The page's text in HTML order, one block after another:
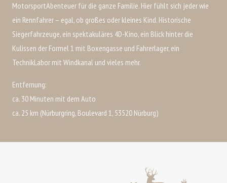
MotorsportAbenteuer für die ganze Familie. Hier fühlt sich jeder wie
ein Rennfahrer – egal, ob großes oder kleines Kind. Historische
Siegerfahrzeuge, ein spektakuläres 4D-Kino, ein Blick hinter die
Kulissen der Formel 1 mit Boxengasse und Fahrerlager, ein
TechnikLabor mit Windkanal und vieles mehr.
Entfernung:
ca. 30 Minuten mit dem Auto
ca. 25 km (Nürburgring, Boulevard 1, 53520 Nürburg)